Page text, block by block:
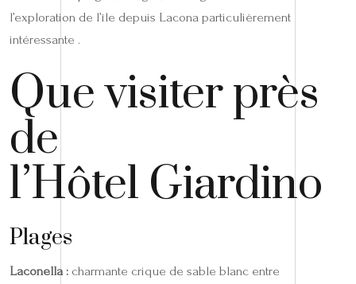
l’exploration de l’île depuis Lacona particulièrement
intéressante .
Que visiter près
de
l’Hôtel Giardino
Plages
Laconella : charmante crique de sable blanc entre